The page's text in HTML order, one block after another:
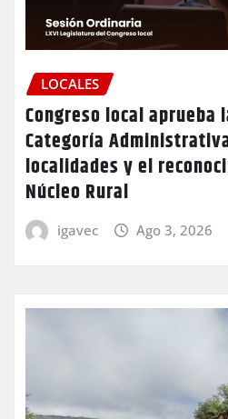
LOCALES
Congreso local aprueba
Categoría
localidades y el
Núcleo Rural
igavec Ago 3, 2026